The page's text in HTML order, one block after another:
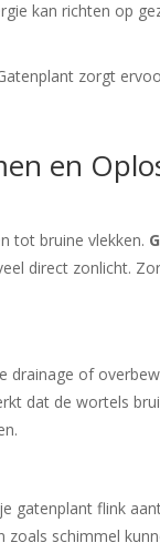
kan richten op
zorgt
en
tot bruine vlekken.
direct zonlicht.
drainage of
dat de wortels
gatenplant flink
schimmel